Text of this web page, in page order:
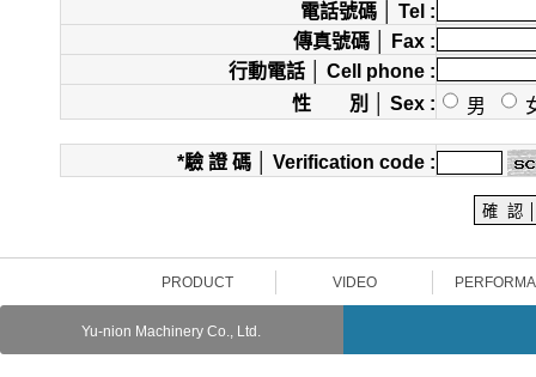
電話號碼 │ Tel :
傳真號碼 │ Fax :
行動電話 │ Cell phone :
性 別 │ Sex :
男
*驗 證 碼 │ Verification code :
PRODUCT VIDEO
Yu-nion Machinery Co., Ltd.